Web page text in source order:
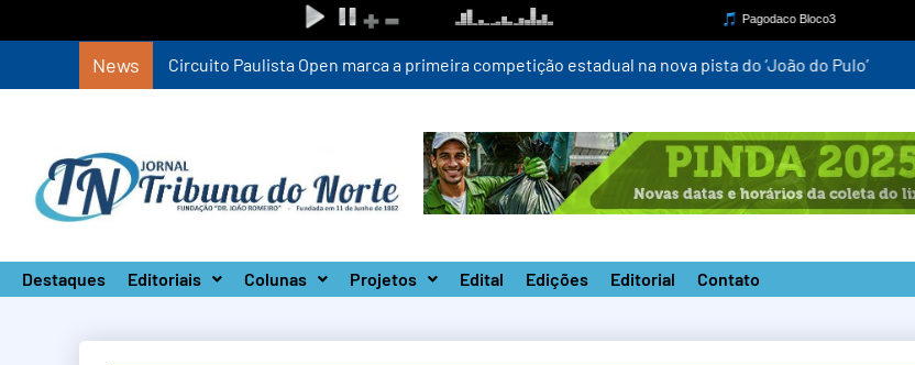
News Circuito Paulista Open marca a primeira competição estadual na nova pista do ‘João do Pulo’
Destaques Editoriais Colunas Projetos Edital Edições Editorial Contato